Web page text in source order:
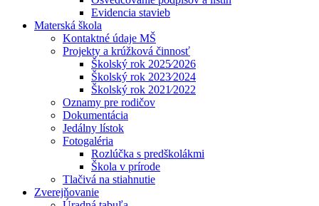
Evidencia stavieb
Materská škola
Kontaktné údaje MŠ
Projekty a krúžková činnosť
Školský rok 2025⁄2026
Školský rok 2023⁄2024
Školský rok 2021⁄2022
Oznamy pre rodičov
Dokumentácia
Jedálny lístok
Fotogaléria
Rozlúčka s predškolákmi
Škola v prírode
Tlačivá na stiahnutie
Zverejňovanie